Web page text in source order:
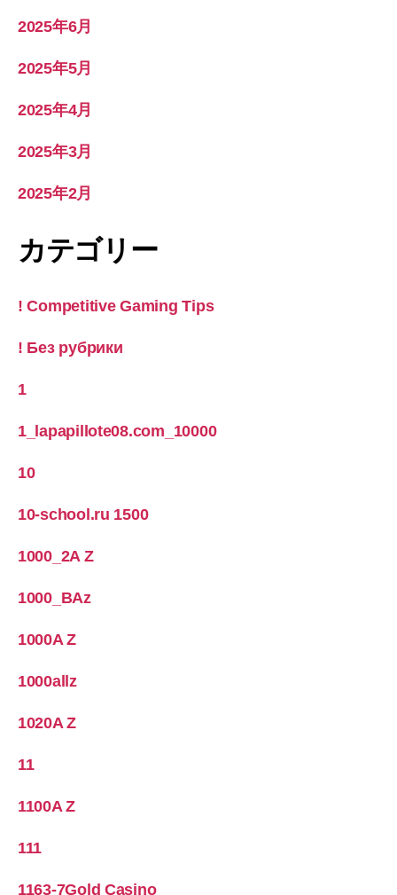
2025年6月
2025年5月
2025年4月
2025年3月
2025年2月
カテゴリー
! Competitive Gaming Tips
! Без рубрики
1
1_lapapillote08.com_10000
10
10-school.ru 1500
1000_2A Z
1000_BAz
1000A Z
1000allz
1020A Z
11
1100A Z
111
1163-7Gold Casino